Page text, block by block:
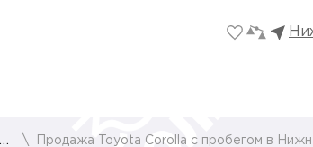
Продажа Toyota Corolla с пробегом в Нижнем